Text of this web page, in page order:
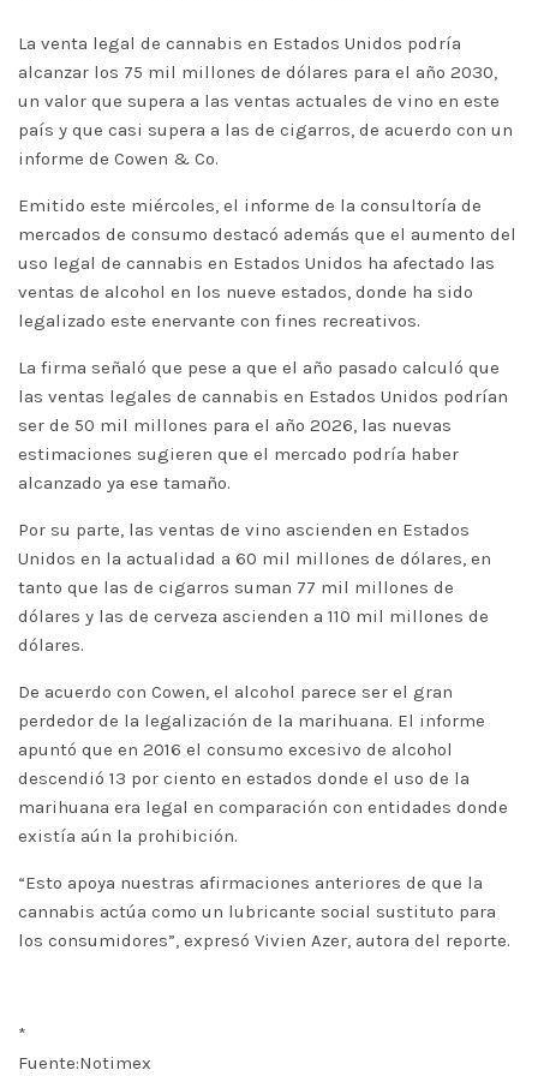
La venta legal de cannabis en Estados Unidos podría
alcanzar los 75 mil millones de dólares para el año 2030,
un valor que supera a las ventas actuales de vino en este
país y que casi supera a las de cigarros, de acuerdo con un
informe de Cowen & Co.
Emitido este miércoles, el informe de la consultoría de
mercados de consumo destacó además que el aumento del
uso legal de cannabis en Estados Unidos ha afectado las
ventas de alcohol en los nueve estados, donde ha sido
legalizado este enervante con fines recreativos.
La firma señaló que pese a que el año pasado calculó que
las ventas legales de cannabis en Estados Unidos podrían
ser de 50 mil millones para el año 2026, las nuevas
estimaciones sugieren que el mercado podría haber
alcanzado ya ese tamaño.
Por su parte, las ventas de vino ascienden en Estados
Unidos en la actualidad a 60 mil millones de dólares, en
tanto que las de cigarros suman 77 mil millones de
dólares y las de cerveza ascienden a 110 mil millones de
dólares.
De acuerdo con Cowen, el alcohol parece ser el gran
perdedor de la legalización de la marihuana. El informe
apuntó que en 2016 el consumo excesivo de alcohol
descendió 13 por ciento en estados donde el uso de la
marihuana era legal en comparación con entidades donde
existía aún la prohibición.
“Esto apoya nuestras afirmaciones anteriores de que la
cannabis actúa como un lubricante social sustituto para
los consumidores”, expresó Vivien Azer, autora del reporte.
*
Fuente:Notimex